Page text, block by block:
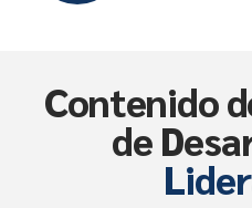
Contenido
de